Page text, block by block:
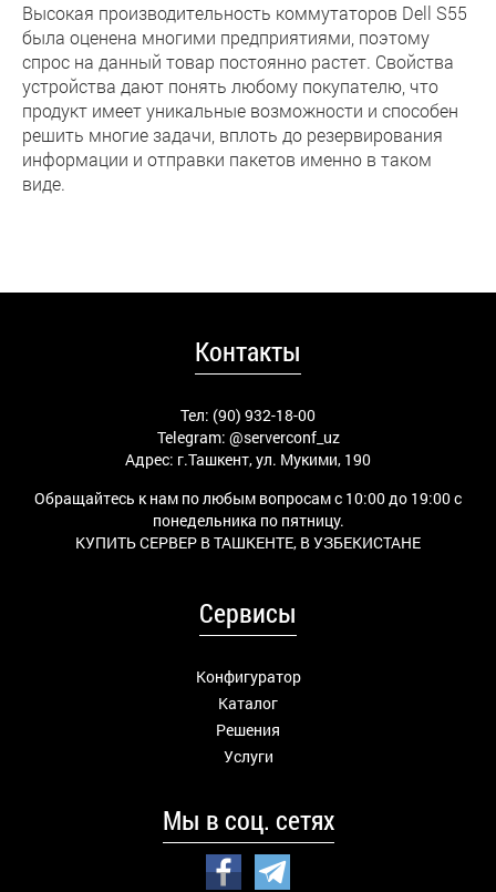
Высокая производительность коммутаторов Dell S55
была оценена многими предприятиями, поэтому
спрос на данный товар постоянно растет. Свойства
устройства дают понять любому покупателю, что
продукт имеет уникальные возможности и способен
решить многие задачи, вплоть до резервирования
информации и отправки пакетов именно в таком
виде.
Контакты
Тел: (90) 932-18-00
Telegram: @serverconf_uz
Адрес: г.Ташкент, ул. Мукими, 190
Обращайтесь к нам по любым вопросам с 10:00 до 19:00 с
понедельника по пятницу.
КУПИТЬ СЕРВЕР В ТАШКЕНТЕ, В УЗБЕКИСТАНЕ
Сервисы
Конфигуратор
Каталог
Решения
Услуги
Мы в соц. сетях